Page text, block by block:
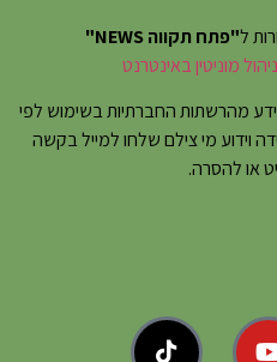
ל"פתח תקווה NEWS"
מהרשתות החברתיות בשימוש לפי
במידה וידוע מי צילם שלחו למייל בקשה
או להסרה.